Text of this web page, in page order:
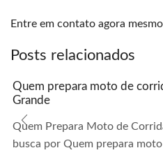
Entre em contato agora
Posts relacionados
Quem prepara moto de
Grande
Quem Prepara Moto de
busca por Quem prepara